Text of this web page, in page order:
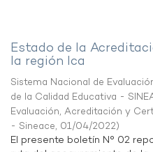
Estado de la
la región Ica
Sistema Nacional de
de la Calidad Educativa -
Evaluación, Acreditación y
- Sineace, 01/04/2022)
El presente boletín N° 02